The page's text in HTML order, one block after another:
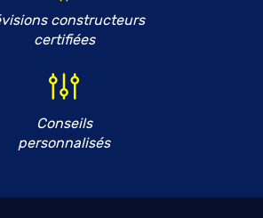
constructeurs
certifiées
Conseils
personnalisés